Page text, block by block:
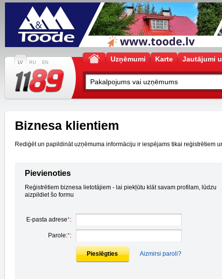
LV RU EN Uzņēmumi Karte Jautājumi
Biznesa klientiem
Rediģēt un papildināt uzņēmuma informāciju ir iespējams tikai reģistrētiem
Pievienoties
Reģistrētiem biznesa lietotājiem - lai piekļūtu klāt savam profilam, lūdzu
aizpildiet šo formu
E-pasta adrese*:
Parole:*:
Pieslēgties Aizmirsi paroli?